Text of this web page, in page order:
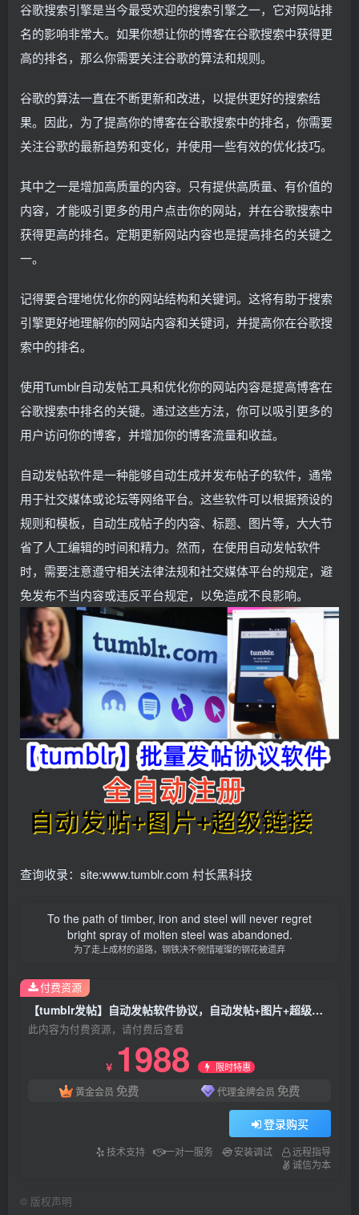
谷歌搜索引擎是当今最受欢迎的搜索引擎之一，它对网站排
名的影响非常大。如果你想让你的博客在谷歌搜索中获得更
高的排名，那么你需要关注谷歌的算法和规则。
谷歌的算法一直在不断更新和改进，以提供更好的搜索结
果。因此，为了提高你的博客在谷歌搜索中的排名，你需要
关注谷歌的最新趋势和变化，并使用一些有效的优化技巧。
其中之一是增加高质量的内容。只有提供高质量、有价值的
内容，才能吸引更多的用户点击你的网站，并在谷歌搜索中
获得更高的排名。定期更新网站内容也是提高排名的关键之
一。
记得要合理地优化你的网站结构和关键词。这将有助于搜索
引擎更好地理解你的网站内容和关键词，并提高你在谷歌搜
索中的排名。
使用Tumblr自动发帖工具和优化你的网站内容是提高博客在
谷歌搜索中排名的关键。通过这些方法，你可以吸引更多的
用户访问你的博客，并增加你的博客流量和收益。
自动发帖软件是一种能够自动生成并发布帖子的软件，通常
用于社交媒体或论坛等网络平台。这些软件可以根据预设的
规则和模板，自动生成帖子的内容、标题、图片等，大大节
省了人工编辑的时间和精力。然而，在使用自动发帖软件
时，需要注意遵守相关法律法规和社交媒体平台的规定，避
免发布不当内容或违反平台规定，以免造成不良影响。
查询收录：site:www.tumblr.com 村长黑科技
To the path of timber, iron and steel will never regret
bright spray of molten steel was abandoned.
为了走上成材的道路，钢铁决不惋惜璀璨的钢花被遗弃
【tumblr发帖】自动发帖软件协议，自动发帖+图片+超级链接，谷歌搜索增加引擎中权重【谷歌排名优化】【tumblr发帖发图全自动】
此内容为付费资源，请付费后查看
￥ 1988 限时特惠
黄金会员 免费 代理金牌会员 免费
登录购买
技术支持 一对一服务 安装调试
远程指导
诚信为本
付费资源
© 版权声明